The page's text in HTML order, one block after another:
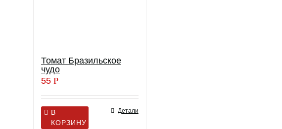
Томат Бразильское
чудо
55Р
В
КОРЗИНУ
Детали